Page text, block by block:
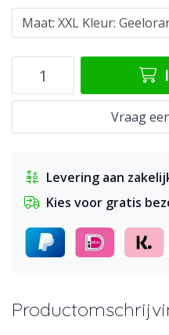
Vraag
Levering aan
Kies voor gratis